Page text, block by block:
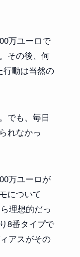
万ユーロで
その後、何
行動は当然の
でも、毎日
れなかっ
万ユーロが
について
理想的だっ
8番タイプで
アスがその